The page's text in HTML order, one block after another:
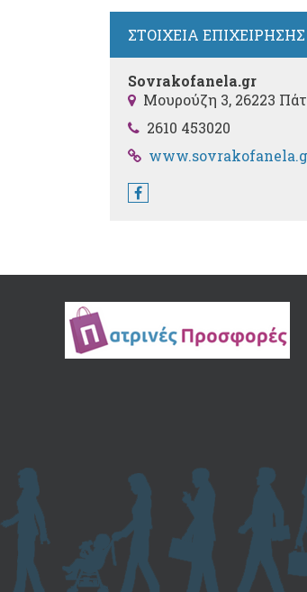
ΣΤΟΙΧΕΙΑ ΕΠΙΧΕΙΡΗΣΗΣ
Sovrakofanela.gr
Μουρούζη 3, 26223
2610 453020